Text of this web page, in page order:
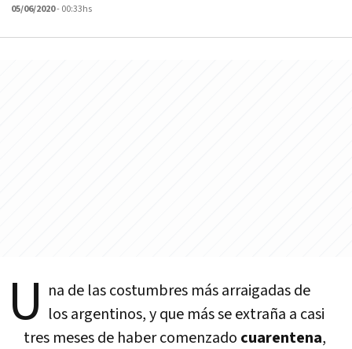
05/06/2020- 00:33hs
U na de las costumbres más arraigadas de
los argentinos, y que más se extraña a casi
tres meses de haber comenzado cuarentena,